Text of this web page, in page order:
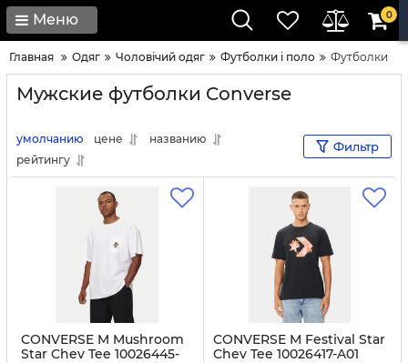
Меню 0
Главная Одяг Чоловічий одяг Футболки і поло Футболки
Мужские футболки Converse
умолчанию цене
названию
рейтингу
Фильтр
CONVERSE M Mushroom
Star Chev Tee 10026445-
CONVERSE M Festival Star
Chev Tee 10026417-A01